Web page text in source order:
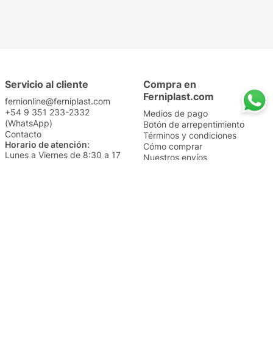
Servicio al cliente
fernionline@ferniplast.com
+54 9 351 233-2332
(WhatsApp)
Contacto
Horario de atención:
Lunes a Viernes de 8:30 a 17
Compra en
Ferniplast.com
Medios de pago
Botón de arrepentimiento
Términos y condiciones
Cómo comprar
Nuestros envíos